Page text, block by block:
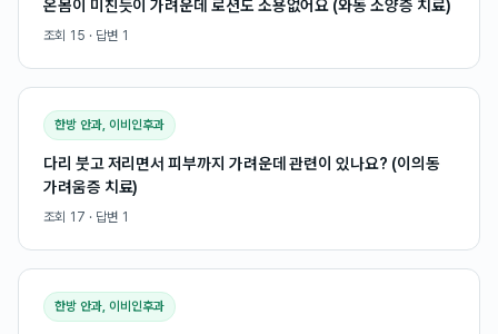
온몸이 미친듯이 가려운데 로션도 소용없어요 (와동 소양증 치료)
조회 15 · 답변 1
한방 안과, 이비인후과
다리 붓고 저리면서 피부까지 가려운데 관련이 있나요? (이의동
가려움증 치료)
조회 17 · 답변 1
한방 안과, 이비인후과